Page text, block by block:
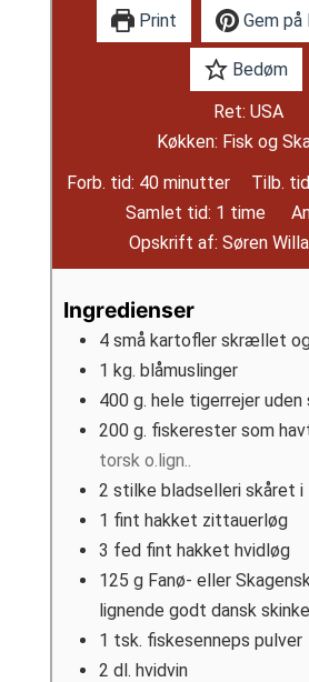
Print Gem på
Bedøm
Ret:USA
Køkken: Fisk og
Forb. tid: 40minutter
minutter Tilb.
Samlet tid: 1 time
time
Opskrift af:Søren
Ingredienser
4 små kartofler skrællet
1 kg. blåmuslinger
400 g. hele tigerrejer uden
200 g. fiskerester som
torsk o.lign..
2 stilke bladselleri skåret i
1 fint hakket zittauerløg
3 fed fint hakket hvidløg
125 g Fanø- eller
lignende godt dansk
1 tsk. fiskesenneps pulver
2 dl. hvidvin